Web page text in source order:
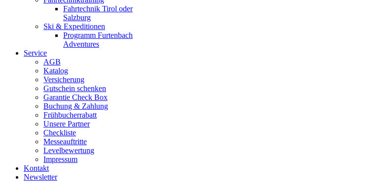
Fahrtechnik Tirol oder
Salzburg
Ski & Expeditionen
Programm Furtenbach
Adventures
Service
AGB
Katalog
Versicherung
Gutschein schenken
Garantie Check Box
Buchung & Zahlung
Frühbucherrabatt
Unsere Partner
Checkliste
Messeauftritte
Levelbewertung
Impressum
Kontakt
Newsletter